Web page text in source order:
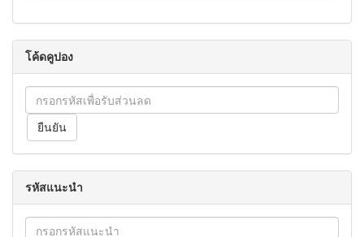
โค้ดคูปอง
รหัสแนะนำ